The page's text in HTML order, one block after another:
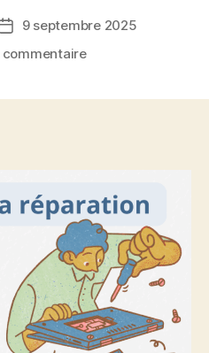
Date9 septembre 2025
commentairesur
septembre